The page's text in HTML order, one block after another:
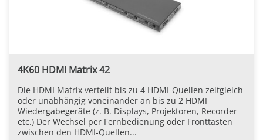
4K60 HDMI Matrix 42
Die HDMI Matrix verteilt bis zu 4 HDMI-Quellen zeitgleich
oder unabhängig voneinander an bis zu 2 HDMI
Wiedergabegeräte (z. B. Displays, Projektoren, Recorder
etc.) Der Wechsel per Fernbedienung oder Fronttasten
zwischen den HDMI-Quellen...